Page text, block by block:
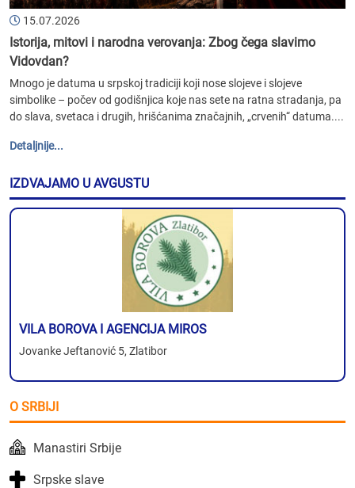
15.07.2026
Istorija, mitovi i narodna verovanja: Zbog čega slavimo
Vidovdan?
Mnogo je datuma u srpskoj tradiciji koji nose slojeve i slojeve
simbolike – počev od godišnjica koje nas sete na ratna stradanja, pa
do slava, svetaca i drugih, hrišćanima značajnih, „crvenih“ datuma....
Detaljnije...
IZDVAJAMO U AVGUSTU
VILA BOROVA I AGENCIJA MIROS
Jovanke Jeftanović 5, Zlatibor
O SRBIJI
Manastiri Srbije
Srpske slave